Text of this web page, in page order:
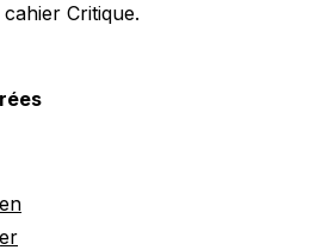
Critique.